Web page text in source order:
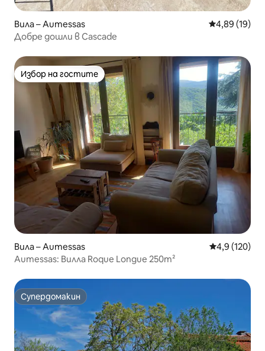
Вила – Aumessas Средна
4,89 (19)
Добре дошли в Cascade
Избор на гостите
Избор на гостите
Вила – Aumessas Средна
4,9 (120)
Aumessas: Вилла Roque Longue 250m²
Супердомакин
Супердомакин